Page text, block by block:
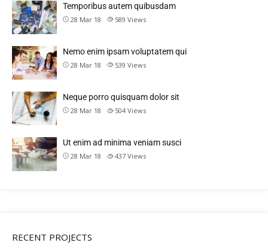
Temporibus autem quibusdam
28 Mar 18 589 Views
Nemo enim ipsam voluptatem qui
28 Mar 18 539 Views
Neque porro quisquam dolor sit
28 Mar 18 504 Views
Ut enim ad minima veniam susci
28 Mar 18 437 Views
RECENT PROJECTS